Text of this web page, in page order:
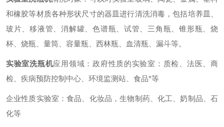
和橡胶等材质各种形状尺寸的器皿进行清洗消毒，包括培养皿、
玻片、移液管、消解罐、色谱瓶、试管、三角瓶、锥形瓶、烧
杯、烧瓶、量筒、容量瓶、西林瓶、血清瓶、漏斗等。
实验室洗瓶机应用领域：政府性质的实验室：质检、法医、商
检、疾病预防控制中心、环境监测站、食品*等
企业性质实验室：食品、化妆品，生物制药、化工、奶制品、石
化等